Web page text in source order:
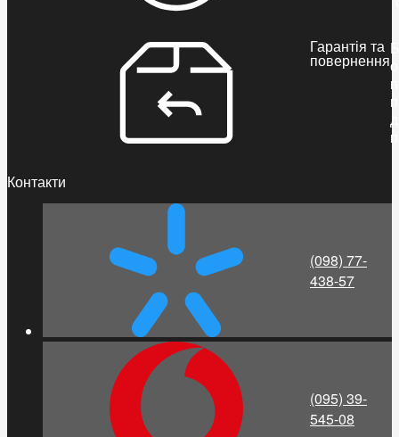
Гарантія та
повернення
Контакти
(098) 77-
438-57
(095) 39-
545-08